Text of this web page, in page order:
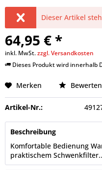
Dieser Artikel
64,95 € *
inkl. MwSt.zzgl. Versandkosten
Dieses Produkt wird innerhalb
Merken Bewerten
Artikel-Nr.:
Beschreibung
Komfortable Bedienung
praktischem